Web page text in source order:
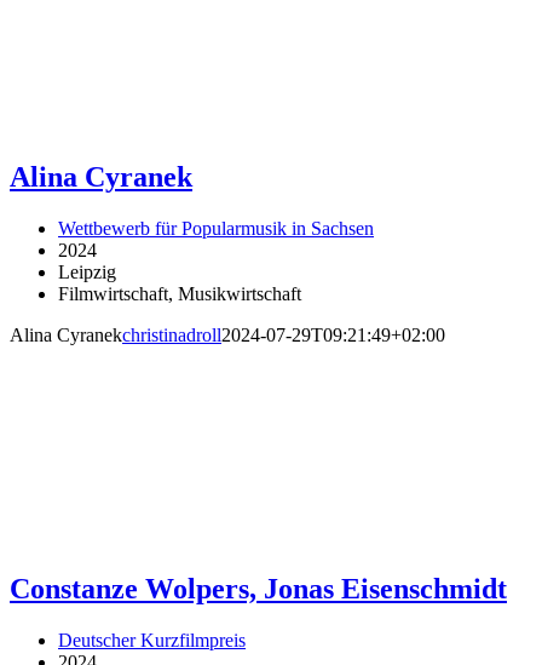
Alina Cyranek
Wettbewerb für Popularmusik in Sachsen
2024
Leipzig
Filmwirtschaft, Musikwirtschaft
Alina Cyranekchristinadroll2024-07-29T09:21:49+02:00
Constanze Wolpers, Jonas Eisenschmidt
Deutscher Kurzfilmpreis